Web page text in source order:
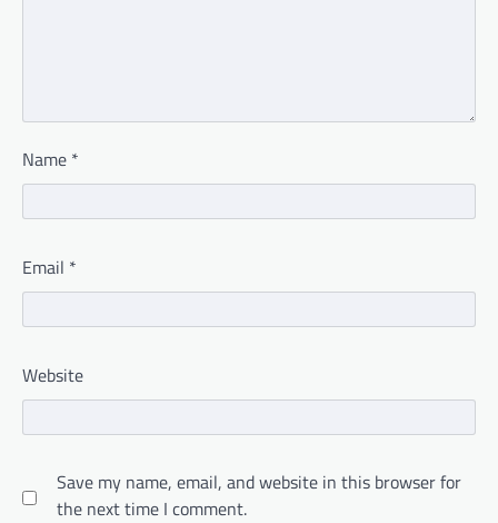
Name *
Email *
Website
Save my name, email, and website in this browser for
the next time I comment.